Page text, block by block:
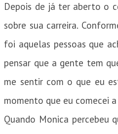
Depois de já ter aberto o
sobre sua carreira.
foi aquelas pessoas que
pensar que a gente tem
me sentir com o que eu
momento que eu comecei
Quando Monica percebeu